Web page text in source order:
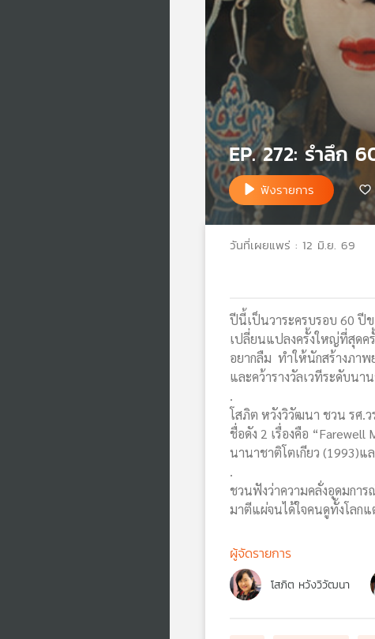
EP. 272: รำลึก
ฟังรายการ
วันที่เผยแพร่ : 12 มิ.ย. 69
ปีนี้เป็นวาระครบรอบ 60 ปี
เปลี่ยนแปลงครั้งใหญ่ที่สุดค
อยากลืม ทำให้นักสร้างภาพ
และคว้ารางวัลเวทีระดับนา
.
โสภิต หวังวิวัฒนา ชวน รศ.
ชื่อดัง 2 เรื่องคือ “Farewell
นานาชาติโตเกียว (1993)แ
.
ชวนฟังว่าความคลั่งอุดมกา
มาตีแผ่จนได้ใจคนดูทั้งโลก
ผู้จัดรายการ
โสภิต หวังวิวัฒนา